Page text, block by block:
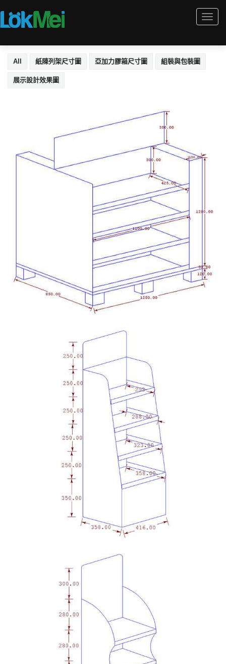
All 紙陳列架尺寸圖 亞加力膠箱尺寸圖 組裝與包裝圖
展示設計效果圖